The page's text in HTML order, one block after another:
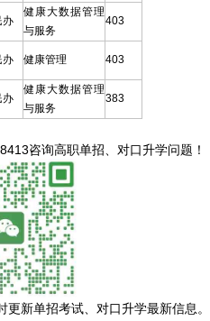
办
健康大数据管理
与服务
403
办 健康管理 403
办
健康大数据管理
与服务
383
咨询高职单招、对口升学问题 ！
更新单招考试、对口升学最新信息。